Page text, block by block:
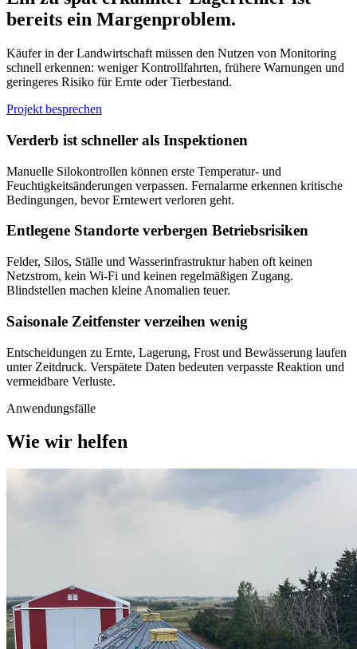
bereits ein Margenproblem.
Käufer in der Landwirtschaft müssen den Nutzen von Monitoring
schnell erkennen: weniger Kontrollfahrten, frühere Warnungen und
geringeres Risiko für Ernte oder Tierbestand.
Projekt besprechen
Verderb ist schneller als Inspektionen
Manuelle Silokontrollen können erste Temperatur- und
Feuchtigkeitsänderungen verpassen. Fernalarme erkennen kritische
Bedingungen, bevor Erntewert verloren geht.
Entlegene Standorte verbergen Betriebsrisiken
Felder, Silos, Ställe und Wasserinfrastruktur haben oft keinen
Netzstrom, kein Wi-Fi und keinen regelmäßigen Zugang.
Blindstellen machen kleine Anomalien teuer.
Saisonale Zeitfenster verzeihen wenig
Entscheidungen zu Ernte, Lagerung, Frost und Bewässerung laufen
unter Zeitdruck. Verspätete Daten bedeuten verpasste Reaktion und
vermeidbare Verluste.
Anwendungsfälle
Wie wir helfen